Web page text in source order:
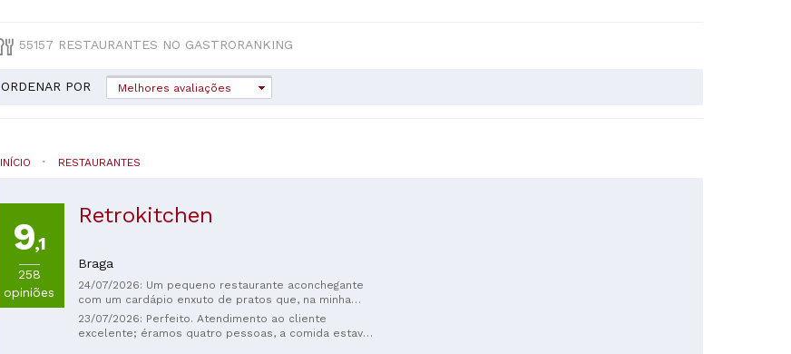
55157 RESTAURANTES NO GASTRORANKING
ORDENAR POR Melhores avaliações
INÍCIO RESTAURANTES
9,1
258
opiniões
Retrokitchen
Braga
24/07/2026: Um pequeno restaurante aconchegante
com um cardápio enxuto de pratos que, na minha
opinião, são bem elaborados, temperados e
simplesmente deliciosos. O anfitrião explica cada
prato antes de fazermos o pedido. Gostei
23/07/2026: Perfeito. Atendimento ao cliente
excelente; éramos quatro pessoas, a comida estava